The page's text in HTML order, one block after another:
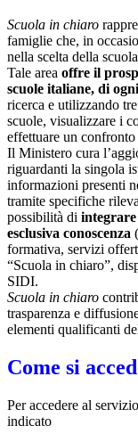
Scuola in chiaro
famiglie che, in
nella scelta della
Tale area offre il
scuole italiane, di
ricerca e utilizzando
scuole, visualizzare i
effettuare un
Il Ministero cura
riguardanti la singola
informazioni presenti
tramite specifiche
possibilità di
esclusiva conoscenza
formativa, servizi
“Scuola in chiaro”,
SIDI.
Scuola in chiaro
trasparenza e
elementi qualificanti
Come si
Per accedere al
indicato